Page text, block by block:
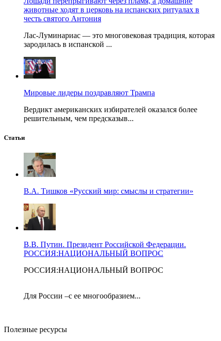
животные ходят в церковь на испанских ритуалах в
честь святого Антония
Лас-Луминариас — это многовековая традиция, которая
зародилась в испанской ...
Мировые лидеры поздравляют Трампа
Вердикт американских избирателей оказался более
решительным, чем предсказыв...
Статьи
В.А. Тишков «Русский мир: смыслы и стратегии»
В.В. Путин. Президент Российской Федерации.
РОССИЯ:НАЦИОНАЛЬНЫЙ ВОПРОС
РОССИЯ:НАЦИОНАЛЬНЫЙ ВОПРОС
Для России –с ее многообразием...
Полезные ресурсы